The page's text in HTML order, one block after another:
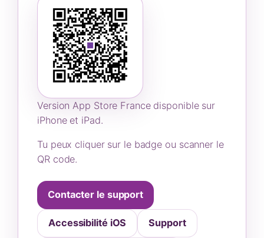
Version App Store France disponible sur
iPhone et iPad.
Tu peux cliquer sur le badge ou scanner le
QR code.
Contacter le support
Accessibilité iOS Support